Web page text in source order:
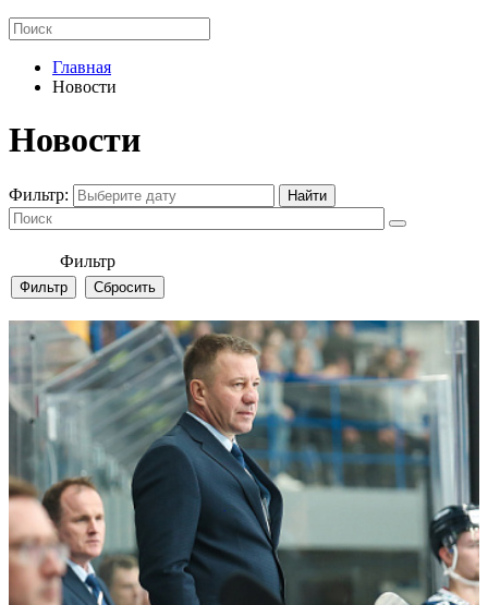
Главная
Новости
Новости
Фильтр:
Фильтр